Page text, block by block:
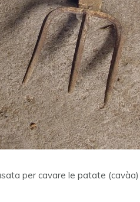
per cavare le patate (cavàa)